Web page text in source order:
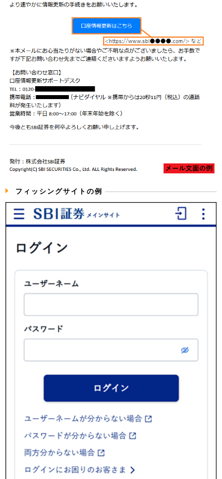
フィッシングサイトの例